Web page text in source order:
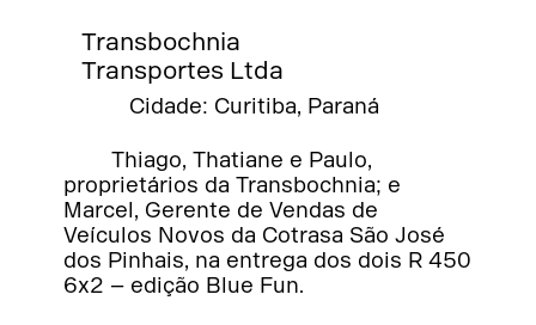
Transbochnia
Transportes Ltda
Cidade: Curitiba, Paraná
Thiago, Thatiane e Paulo,
proprietários da Transbochnia; e
Marcel, Gerente de Vendas de
Veículos Novos da Cotrasa São José
dos Pinhais, na entrega dos dois R 450
6x2 – edição Blue Fun.